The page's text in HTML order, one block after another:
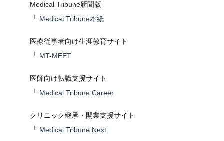
Medical Tribune新聞版
└ Medical Tribune本紙
医療従事者向け生涯教育サイト
└ MT-MEET
医師向け転職支援サイト
└ Medical Tribune Career
クリニック継承・開業支援サイト
└ Medical Tribune Next